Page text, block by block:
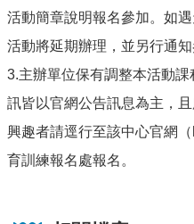
活動簡章說明報名參加。如
活動將延期辦理，並另行通知
3.主辦單位保有調整本活動
訊皆以官網公告訊息為主，
興趣者請逕行至該中心官網
育訓練報名處報名。